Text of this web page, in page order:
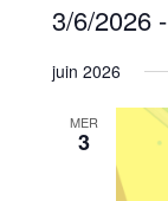
3/6/2026 -
une
date.
juin 2026
MER
3